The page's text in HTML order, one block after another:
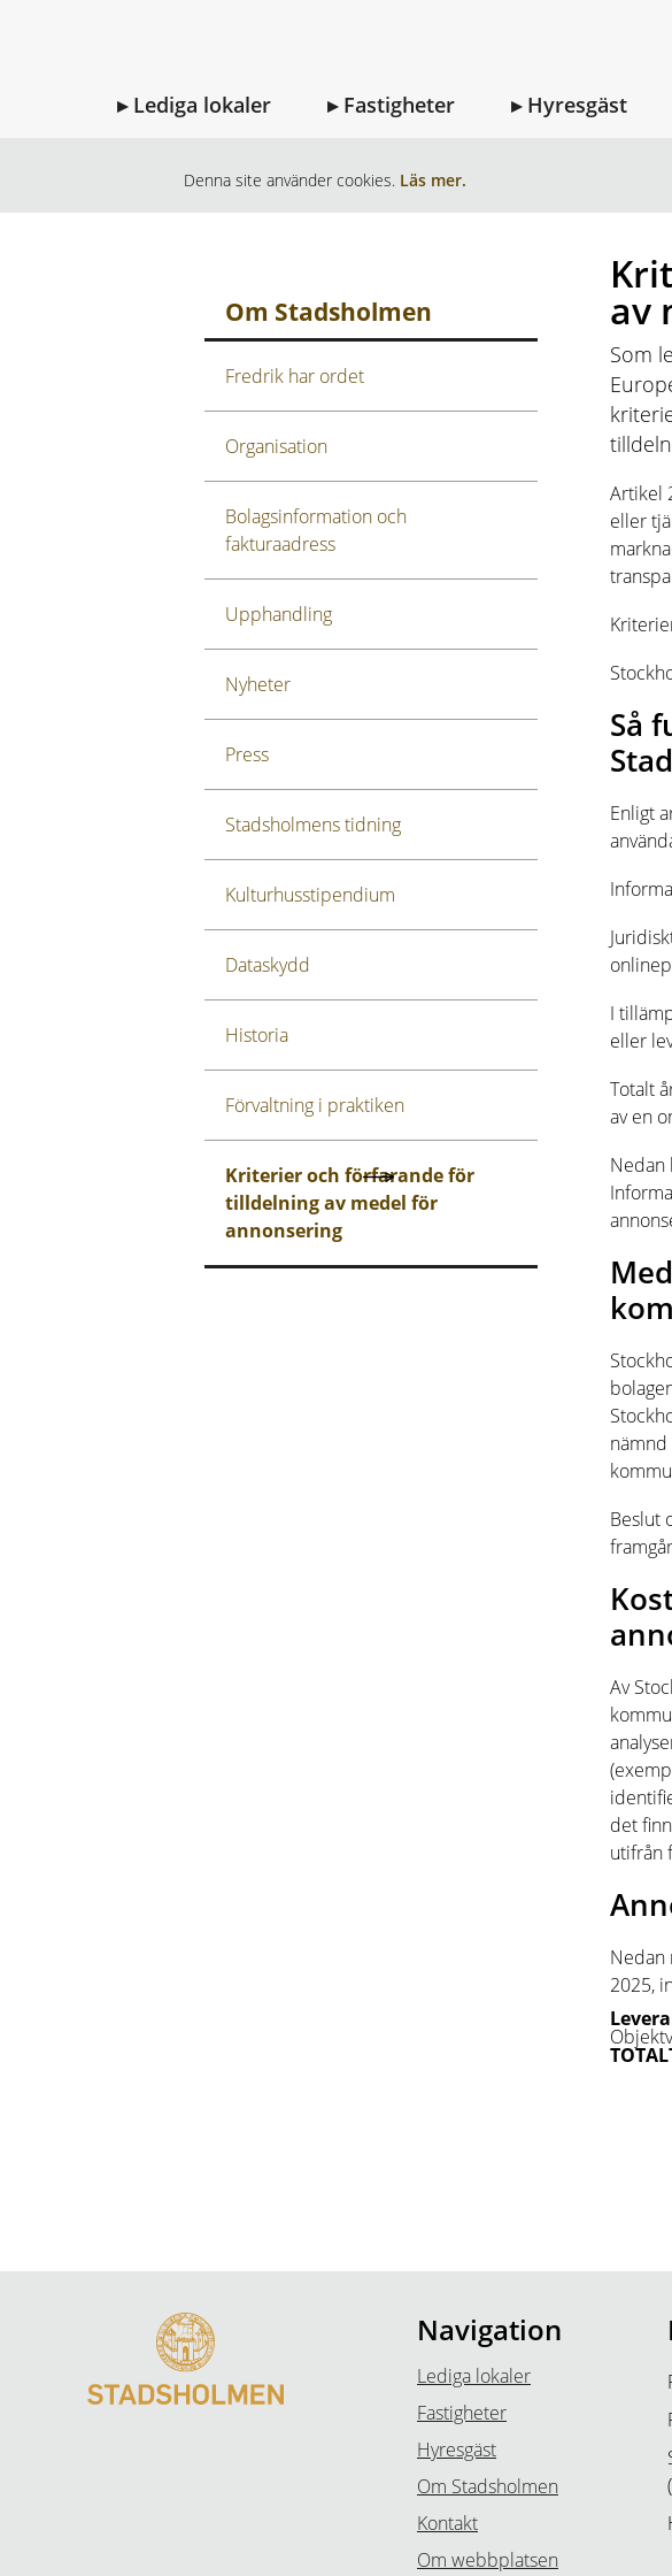
Lediga lokaler Fastigheter Hyresgäst
HEM OM STADSHOLMEN KRITERIER OCH
Om Stadsholmen
Fredrik har ordet
Organisation
Bolagsinformation och
fakturaadress
Upphandling
Nyheter
Press
Stadsholmens tidning
Kulturhusstipendium
Dataskydd
Historia
Förvaltning i praktiken
Kriterier och förfarande för
tilldelning av medel för
annonsering
av
Denna site använder cookies. Läs mer.
Som
Artikel
eller
Så
Enligt
I
eller
Totalt
av en
Nedan
nämnd
Beslut
Av
det
utifrån
Nedan
2025,
Navigation
Lediga lokaler
Fastigheter
Hyresgäst
Om Stadsholmen
Kontakt
Om webbplatsen